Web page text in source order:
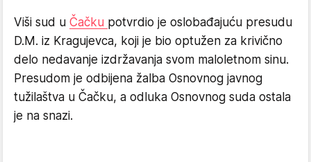
Viši sud u Čačku potvrdio je oslobađajuću presudu
D.M. iz Kragujevca, koji je bio optužen za krivično
delo nedavanje izdržavanja svom maloletnom sinu.
Presudom je odbijena žalba Osnovnog javnog
tužilaštva u Čačku, a odluka Osnovnog suda ostala
je na snazi.